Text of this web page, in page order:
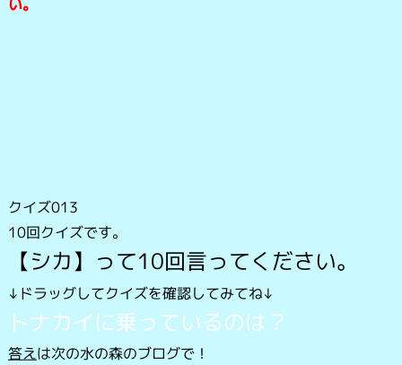
い。
クイズ013
10回クイズです。
【シカ】って10回言ってください。
↓ドラッグしてクイズを確認してみてね↓
トナカイに乗っているのは？
答えは次の水の森のブログで！